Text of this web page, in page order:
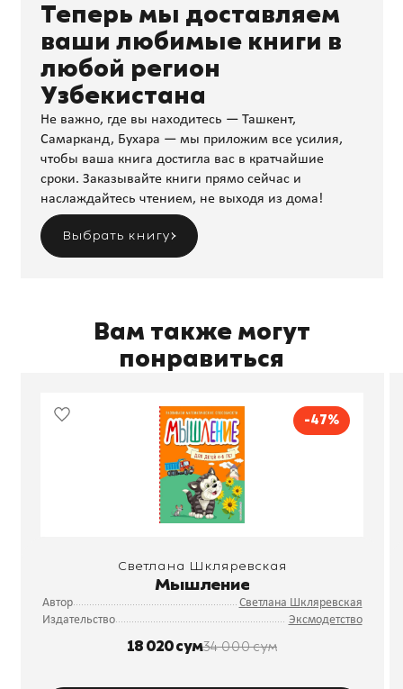
Теперь мы доставляем
ваши любимые книги в
любой регион
Узбекистана
Не важно, где вы находитесь — Ташкент,
Самарканд, Бухара — мы приложим все усилия,
чтобы ваша книга достигла вас в кратчайшие
сроки. Заказывайте книги прямо сейчас и
наслаждайтесь чтением, не выходя из дома!
Выбрать книгу
Вам также могут
понравиться
-47%
Светлана Шкляревская
Мышление
Автор
Светлана Шкляревская
Издательство
Эксмодетство
18 020 сум34 000 сум